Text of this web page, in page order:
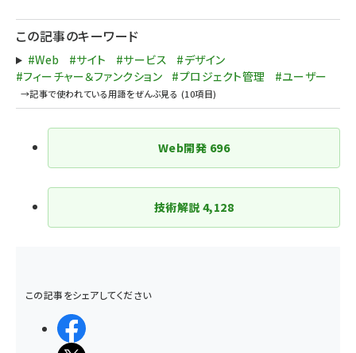
送
り
この記事のキーワード
#Web #サイト #サービス
#デザイン
#フィーチャー＆ファンクション
#プロジェクト管理 #ユーザー
Web開発 696
技術解説 4,128
この記事をシェアしてください